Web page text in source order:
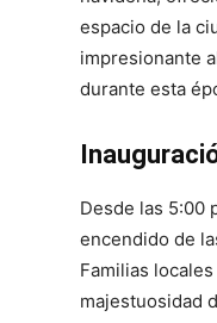
espacio de la
impresionante
durante esta
Desde las 5:00
encendido de
Familias
majestuosidad